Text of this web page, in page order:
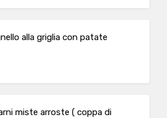
alla griglia con patate
miste arroste ( coppa di